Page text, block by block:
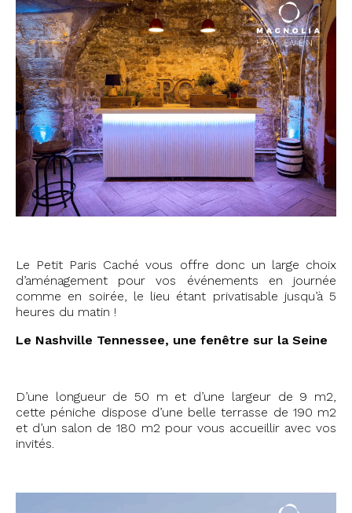
Le Petit Paris Caché vous offre donc un large choix
d’aménagement pour vos événements en journée
comme en soirée, le lieu étant privatisable jusqu’à 5
heures du matin !
Le Nashville Tennessee, une fenêtre sur la Seine
D’une longueur de 50 m et d’une largeur de 9 m2,
cette péniche dispose d’une belle terrasse de 190 m2
et d’un salon de 180 m2 pour vous accueillir avec vos
invités.